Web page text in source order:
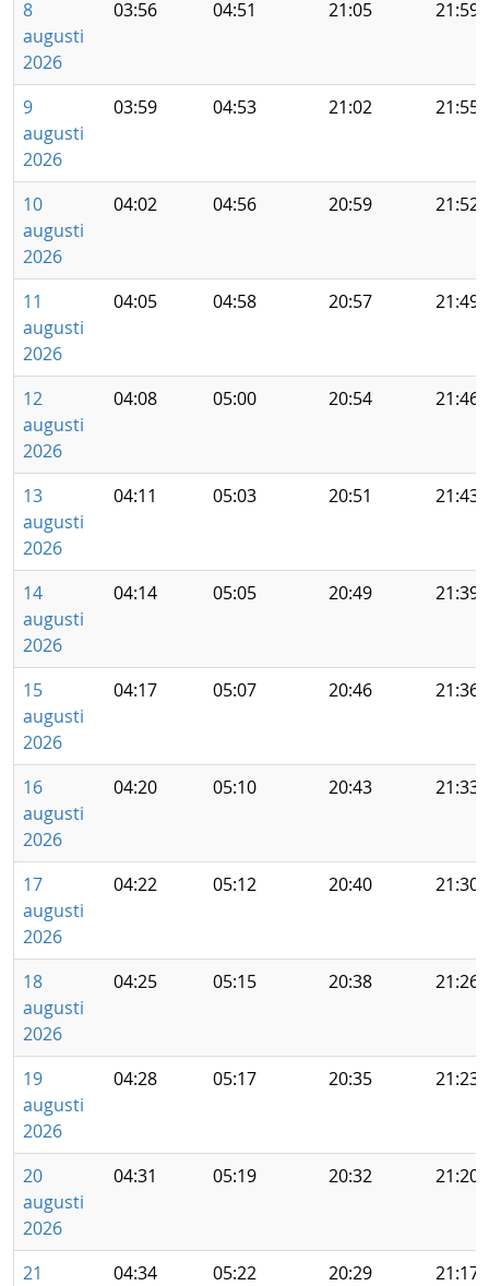
8
augusti
2026
03:56 04:51 21:05 21:59
9
augusti
2026
03:59 04:53 21:02 21:55
10
augusti
2026
04:02 04:56 20:59 21:52
11
augusti
2026
04:05 04:58 20:57 21:49
12
augusti
2026
04:08 05:00 20:54 21:46
13
augusti
2026
04:11 05:03 20:51 21:43
14
augusti
2026
04:14 05:05 20:49 21:39
15
augusti
2026
04:17 05:07 20:46 21:36
16
augusti
2026
04:20 05:10 20:43 21:33
17
augusti
2026
04:22 05:12 20:40 21:30
18
augusti
2026
04:25 05:15 20:38 21:26
19
augusti
2026
04:28 05:17 20:35 21:23
20
augusti
2026
04:31 05:19 20:32 21:20
21
04:34 05:22 20:29 21:17